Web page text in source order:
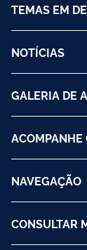
TEMAS EM
NOTÍCIAS
GALERIA DE
ACOMPANHE
NAVEGAÇÃO
CONSULTAR